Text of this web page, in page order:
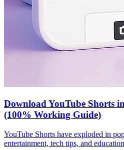
Download YouTube Shorts
(100% Working Guide)
YouTube Shorts have exploded in
entertainment, tech tips, and